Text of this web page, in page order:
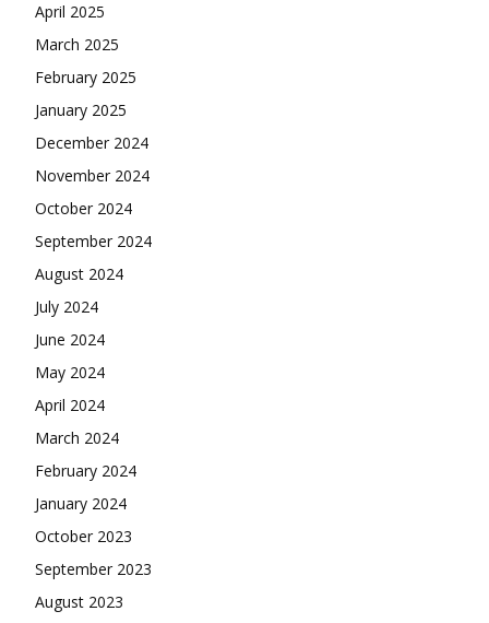
April 2025
March 2025
February 2025
January 2025
December 2024
November 2024
October 2024
September 2024
August 2024
July 2024
June 2024
May 2024
April 2024
March 2024
February 2024
January 2024
October 2023
September 2023
August 2023